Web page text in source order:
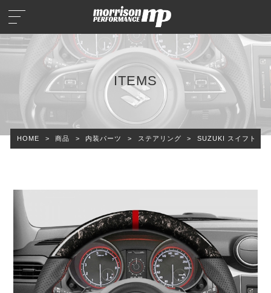
ITEMS
HOME > 商品 > 内装パーツ > ステアリング > SUZUKI スイフト